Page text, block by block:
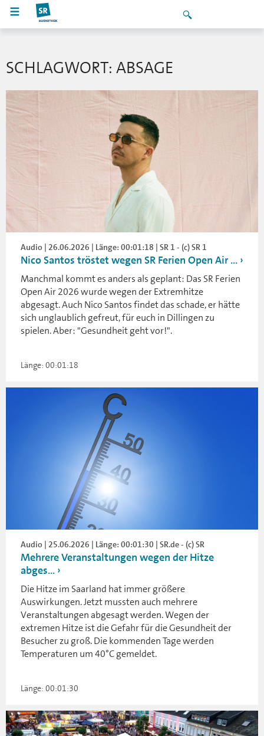
SCHLAGWORT: ABSAGE
Audio | 26.06.2026 | Länge: 00:01:18 | SR 1 - (c) SR 1
Nico Santos tröstet wegen SR Ferien Open Air ...
Manchmal kommt es anders als geplant: Das SR Ferien
Open Air 2026 wurde wegen der Extremhitze
abgesagt. Auch Nico Santos findet das schade, er hätte
sich unglaublich gefreut, für euch in Dillingen zu
spielen. Aber: "Gesundheit geht vor!".
Länge: 00:01:18
Audio | 25.06.2026 | Länge: 00:01:30 | SR.de - (c) SR
Mehrere Veranstaltungen wegen der Hitze
abges...
Die Hitze im Saarland hat immer größere
Auswirkungen. Jetzt mussten auch mehrere
Veranstaltungen abgesagt werden. Wegen der
extremen Hitze ist die Gefahr für die Gesundheit der
Besucher zu groß. Die kommenden Tage werden
Temperaturen um 40°C gemeldet.
Länge: 00:01:30